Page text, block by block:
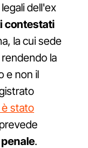
dell'ex
contestati
la cui sede
la
e non il
stato
penale.